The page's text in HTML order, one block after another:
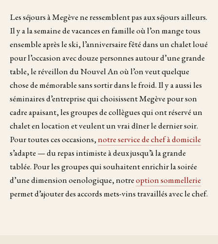
Les séjours à Megève ne ressemblent pas aux séjours ailleurs.
Il y a la semaine de vacances en famille où l’on mange tous
ensemble après le ski, l’anniversaire fêté dans un chalet loué
pour l’occasion avec douze personnes autour d’une grande
table, le réveillon du Nouvel An où l’on veut quelque
chose de mémorable sans sortir dans le froid. Il y a aussi les
séminaires d’entreprise qui choisissent Megève pour son
cadre apaisant, les groupes de collègues qui ont réservé un
chalet en location et veulent un vrai dîner le dernier soir.
Pour toutes ces occasions,notre service de chef à domicile
s’adapte — du repas intimiste à deux jusqu’à la grande
tablée. Pour les groupes qui souhaitent enrichir la soirée
d’une dimension oenologique, notreoption sommellerie
permet d’ajouter des accords mets-vins travaillés avec le chef.